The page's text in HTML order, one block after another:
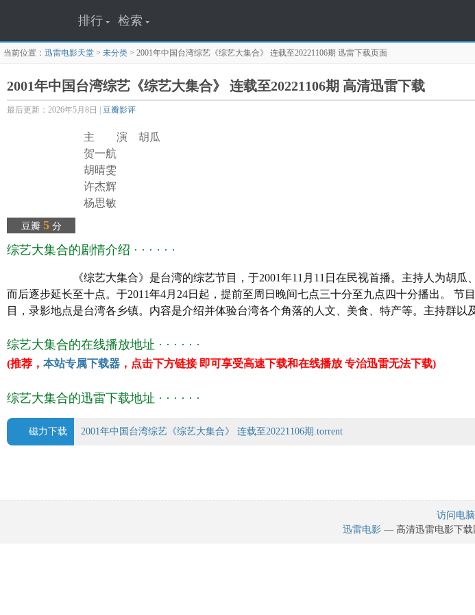
排行 检索
当前位置： 迅雷电影天堂 > 未分类 > 2001年中国台湾综艺《综艺大集合》 连载至20221106期 迅雷下载页面
2001年中国台湾综艺《综艺大集合》 连载至20221106期 高清迅雷下载
最后更新：2026年5月8日 | 豆瓣影评
豆瓣 5分
主 演 胡瓜
贺一航
胡晴雯
许杰辉
杨思敏
董至成
谢忻
译 名 綜藝大集合
片 名 综艺大集合
产 地中国台湾
类 别 真人秀
上映日期 2001-11-11(台湾)
主 演 胡瓜/贺一航/胡晴雯/许杰辉/杨思敏/谢炘昊/陈文翔/董至成/黄瑜娴/谢忻
综艺大集合的剧情介绍 · · · · · ·
《综艺大集合》是台湾的综艺节目，于2001年11月11日在民视首播。主持人为胡瓜、
而后逐步延长至十点。于2011年4月24日起，提前至周日晚间七点三十分至九点四十分播出。
目，录影地点是台湾各乡镇。内容是介绍并体验台湾各个角落的人文、美食、特产等。主持群以
综艺大集合的在线播放地址 · · · · · ·
(推荐， 本站专属下载器 ，点击下方链接 即可享受高速下载和在线播放 专治迅雷无法下载)
综艺大集合的迅雷下载地址 · · · · · ·
磁力下载 2001年中国台湾综艺《综艺大集合》 连载至20221106期.torrent
访问电
迅雷电影 — 高清迅雷电影下载